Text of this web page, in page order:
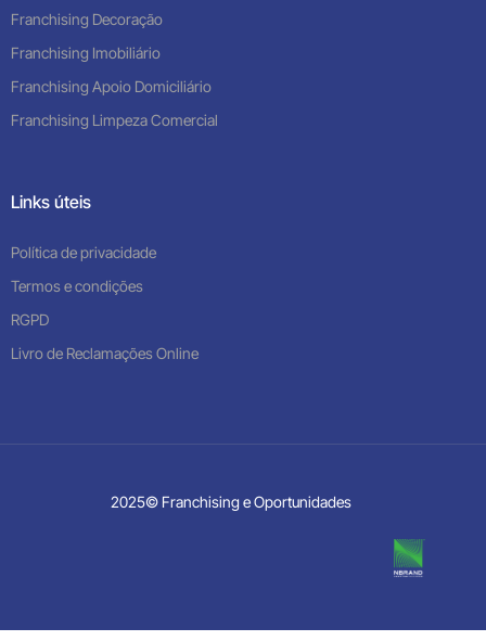
Franchising Decoração
Franchising Imobiliário
Franchising Apoio Domiciliário
Franchising Limpeza Comercial
Links úteis
Política de privacidade
Termos e condições
RGPD
Livro de Reclamações Online
2025© Franchising e Oportunidades